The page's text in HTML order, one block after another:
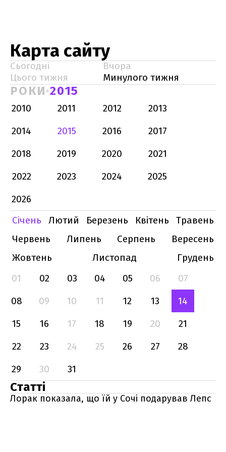
Карта сайту
Сьогодні
Вчора
Цього тижня
Минулого тижня
РОКИ 2015
2010 2011 2012
2013
2014
2015 2016
2017
2018
2019 2020
2021
2022
2023 2024
2025
2026
Січень
Лютий Березень Квітень
Травень
Червень
Липень Серпень
Вересень
Жовтень
Листопад
Грудень
01
02 03 04 05 06
07
08
09 10 11 12 13
14
15
16 17 18 19 20
21
22
23 24 25 26 27
28
29
30 31
Статті
Лорак показала, що їй у Сочі подарував Лепс